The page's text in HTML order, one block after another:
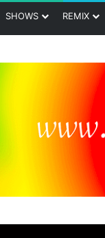
SHOWS REMIX